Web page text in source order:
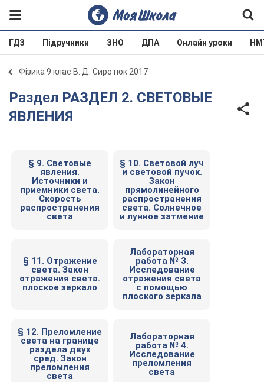
ГДЗ Підручники ЗНО ДПА Онлайн уроки
Фізика 9 клас В. Д. Сиротюк 2017
Раздел РАЗДЕЛ 2. СВЕТОВЫЕ
ЯВЛЕНИЯ
§ 9. Световые
явления.
Источники и
приемники света.
Скорость
распространения
света
§ 10. Световой луч
и световой пучок.
Закон
прямолинейного
распространения
света. Солнечное
и лунное затмение
§ 11. Отражение
света. Закон
отражения света.
плоское зеркало
Лабораторная
работа № 3.
Исследование
отражения света
с помощью
плоского зеркала
§ 12. Преломление
света на границе
раздела двух
сред. Закон
преломления
света
Лабораторная
работа № 4.
Исследование
преломления
света